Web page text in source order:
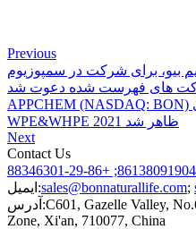
Previous
بیو، برای شرکت در سمپوزیوم
شرکت های فهرست شده دعوت شد
APPCHEM (NASDAQ: BON) در نمایشگاه مواد خام غربی
WPE&WHPE 2021 ظاهر شد
Next
Contact Us
ایمیل:sales@bonnaturallife.com;
آدرس:C601, Gazelle Valley,
Zone, Xi'an, 710077, China